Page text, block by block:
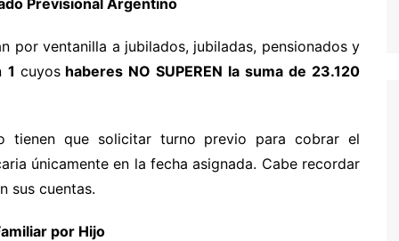
por ventanilla a jubilados, jubiladas, pensionados y
1 cuyoshaberes NO SUPEREN la suma de 23.120
tienen que solicitar turno previo para cobrar el
únicamente en la fecha asignada. Cabe recordar
sus cuentas.
por Hijo